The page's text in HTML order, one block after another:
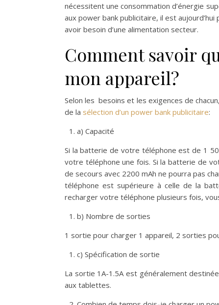
nécessitent une consommation d’énergie
aux power bank publicitaire, il est
avoir besoin d’une alimentation secteur.
Comment savoir
mon appareil?
Selon les besoins et les exigences de
de la sélection d’un power bank publicitaire:
a) Capacité
Si la batterie de votre téléphone est de 1
votre téléphone une fois. Si la batterie de
de secours avec 2200 mAh ne pourra pas
téléphone est supérieure à celle de la
recharger votre téléphone plusieurs fois,
b) Nombre de sorties
1 sortie pour charger 1 appareil, 2 sorties
c) Spécification de sortie
La sortie 1A-1.5A est généralement
aux tablettes.